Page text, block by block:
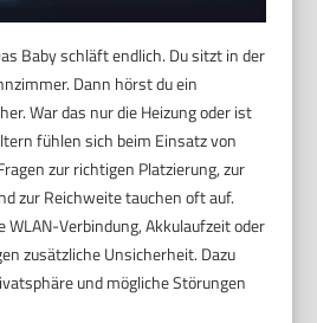
Baby schläft endlich. Du sitzt in der
Dann hörst du ein
War das nur die Heizung oder ist
fühlen sich beim Einsatz von
zur richtigen Platzierung, zur
zur Reichweite tauchen oft auf.
WLAN-Verbindung, Akkulaufzeit oder
zusätzliche Unsicherheit. Dazu
und mögliche Störungen